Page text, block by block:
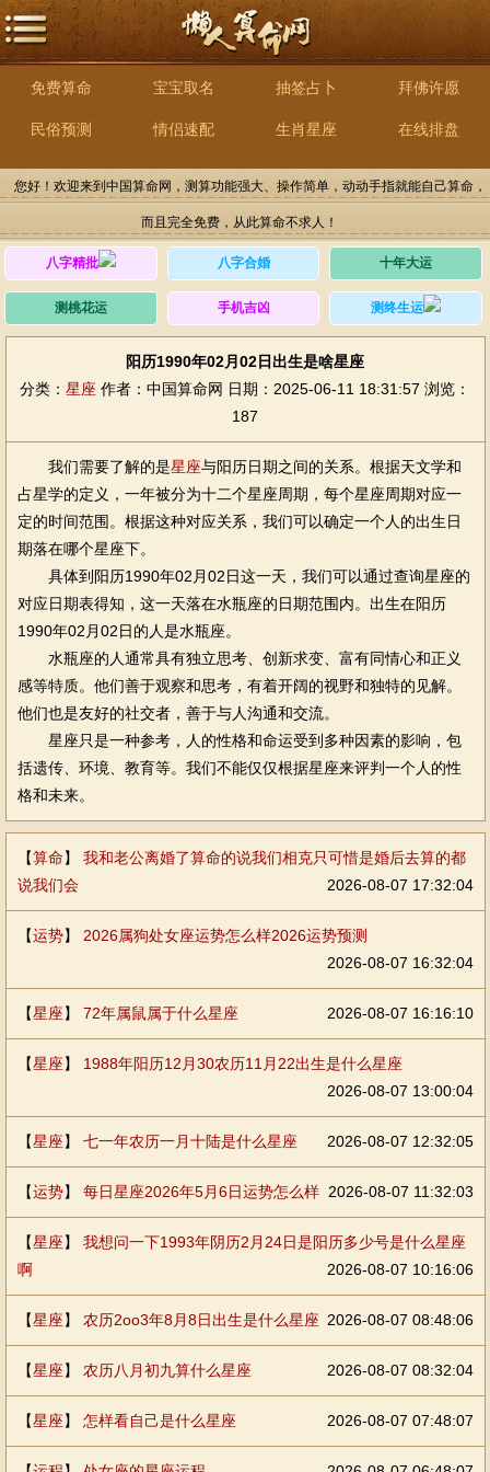
免费算命 宝宝取名 抽签占卜 拜佛许愿
民俗预测 情侣速配 生肖星座 在线排盘
您好！欢迎来到中国算命网，测算功能强大、操作简单，动动手指就能自己算命，
而且完全免费，从此算命不求人！
八字精批 八字合婚 十年大运
测桃花运 手机吉凶 测终生运
阳历1990年02月02日出生是啥星座
分类： 星座 作者：中国算命网 日期：2025-06-11 18:31:57 浏览：
187
我们需要了解的是星座与阳历日期之间的关系。根据天文学和
占星学的定义，一年被分为十二个星座周期，每个星座周期对应一
定的时间范围。根据这种对应关系，我们可以确定一个人的出生日
期落在哪个星座下。
具体到阳历1990年02月02日这一天，我们可以通过查询星座的
对应日期表得知，这一天落在水瓶座的日期范围内。出生在阳历
1990年02月02日的人是水瓶座。
水瓶座的人通常具有独立思考、创新求变、富有同情心和正义
感等特质。他们善于观察和思考，有着开阔的视野和独特的见解。
他们也是友好的社交者，善于与人沟通和交流。
星座只是一种参考，人的性格和命运受到多种因素的影响，包
括遗传、环境、教育等。我们不能仅仅根据星座来评判一个人的性
格和未来。
【算命】 我和老公离婚了算命的说我们相克只可惜是婚后去算的都
说我们会
2026-08-07 17:32:04
【运势】 2026属狗处女座运势怎么样2026运势预测
2026-08-07 16:32:04
【星座】 72年属鼠属于什么星座 2026-08-07 16:16:10
【星座】 1988年阳历12月30农历11月22出生是什么星座
2026-08-07 13:00:04
【星座】 七一年农历一月十陆是什么星座 2026-08-07 12:32:05
【运势】 每日星座2026年5月6日运势怎么样 2026-08-07 11:32:03
【星座】 我想问一下1993年阴历2月24日是阳历多少号是什么星座
啊
2026-08-07 10:16:06
【星座】 农历2oo3年8月8日出生是什么星座 2026-08-07 08:48:06
【星座】 农历八月初九算什么星座 2026-08-07 08:32:04
【星座】 怎样看自己是什么星座 2026-08-07 07:48:07